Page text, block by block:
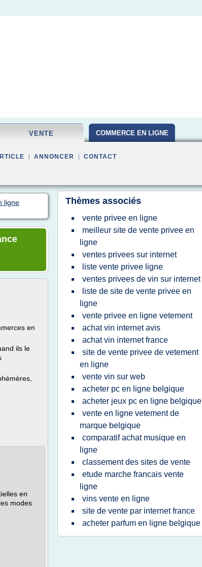
VENTE COMMERCE EN LIGNE
ANNONCER CONTACT
ligne
en
ils le
en
modes
Thèmes associés
vente privee en ligne
meilleur site de vente privee en
ligne
ventes privees sur internet
liste vente privee ligne
ventes privees de vin sur internet
liste de site de vente privee en
ligne
vente privee en ligne vetement
achat vin internet avis
achat vin internet france
site de vente privee de vetement
en ligne
vente vin sur web
acheter pc en ligne belgique
acheter jeux pc en ligne belgique
vente en ligne vetement de
marque belgique
comparatif achat musique en
ligne
classement des sites de vente
etude marche francais vente
ligne
vins vente en ligne
site de vente par internet france
acheter parfum en ligne belgique